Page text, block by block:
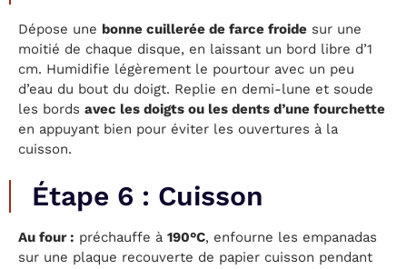
Dépose une bonne cuillerée de farce froide sur une
moitié de chaque disque, en laissant un bord libre d’1
cm. Humidifie légèrement le pourtour avec un peu
d’eau du bout du doigt. Replie en demi-lune et soude
les bords avec les doigts ou les dents d’une fourchette
en appuyant bien pour éviter les ouvertures à la
cuisson.
Étape 6 : Cuisson
Au four : préchauffe à 190°C, enfourne les empanadas
sur une plaque recouverte de papier cuisson pendant